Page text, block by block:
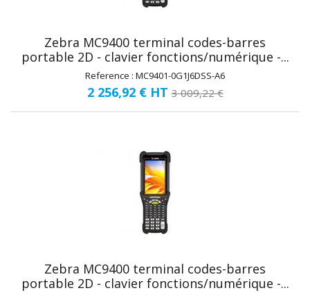
Zebra MC9400 terminal codes-barres
portable 2D - clavier fonctions/numérique -...
Reference : MC9401-0G1J6DSS-A6
2 256,92 € HT 3 009,22 €
Zebra MC9400 terminal codes-barres
portable 2D - clavier fonctions/numérique -...